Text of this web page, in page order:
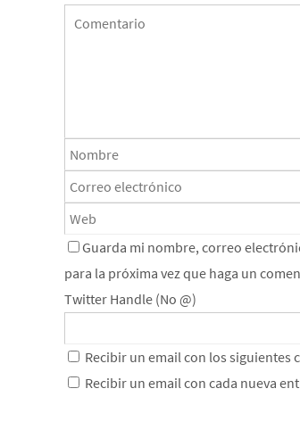
Guarda mi nombre, correo
para la próxima vez que haga un
Twitter Handle (No @)
Recibir un email con los siguientes
Recibir un email con cada nueva